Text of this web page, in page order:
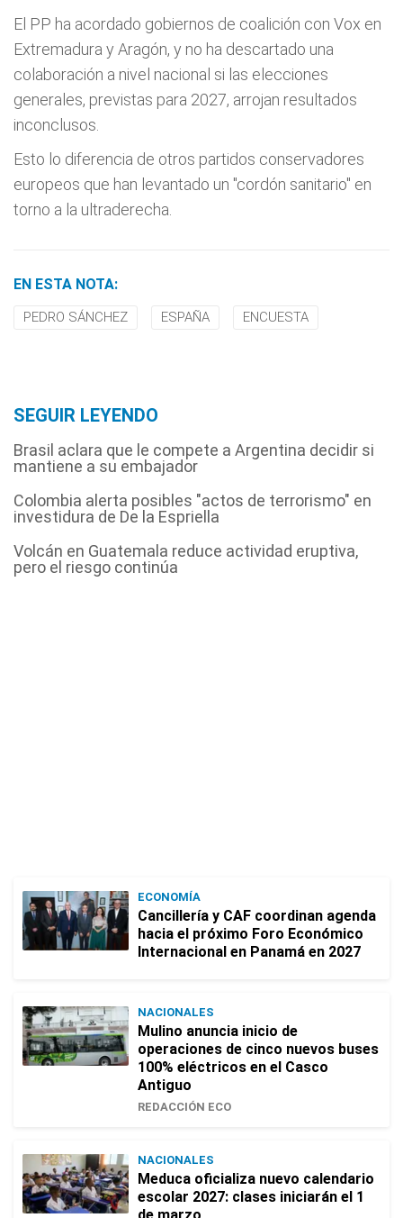
El PP ha acordado gobiernos de coalición con Vox en
Extremadura y Aragón, y no ha descartado una
colaboración a nivel nacional si las elecciones
generales, previstas para 2027, arrojan resultados
inconclusos.
Esto lo diferencia de otros partidos conservadores
europeos que han levantado un "cordón sanitario" en
torno a la ultraderecha.
EN ESTA NOTA:
PEDRO SÁNCHEZ ESPAÑA ENCUESTA
SEGUIR LEYENDO
Brasil aclara que le compete a Argentina decidir si
mantiene a su embajador
Colombia alerta posibles "actos de terrorismo" en
investidura de De la Espriella
Volcán en Guatemala reduce actividad eruptiva,
pero el riesgo continúa
ECONOMÍA
Cancillería y CAF coordinan agenda
hacia el próximo Foro Económico
Internacional en Panamá en 2027
NACIONALES
Mulino anuncia inicio de
operaciones de cinco nuevos buses
100% eléctricos en el Casco
Antiguo
REDACCIÓN ECO
NACIONALES
Meduca oficializa nuevo calendario
escolar 2027: clases iniciarán el 1